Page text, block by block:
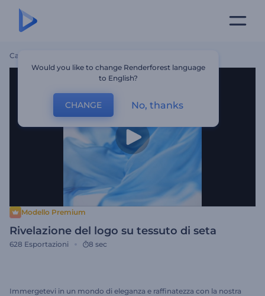
Casa
Modello Premium
Rivelazione del logo su tessuto di seta
628 Esportazioni 8 sec
Immergetevi in un mondo di eleganza e raffinatezza con la nostra
Would you like to change Renderforest language
to English?
CHANGE No, thanks